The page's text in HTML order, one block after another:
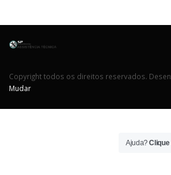
Copyright todos os direitos reservados.
Mudar
Ajuda?Clique